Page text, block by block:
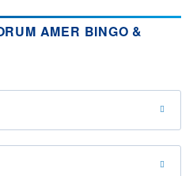
0,0000
0,00%
AMER BINGO &